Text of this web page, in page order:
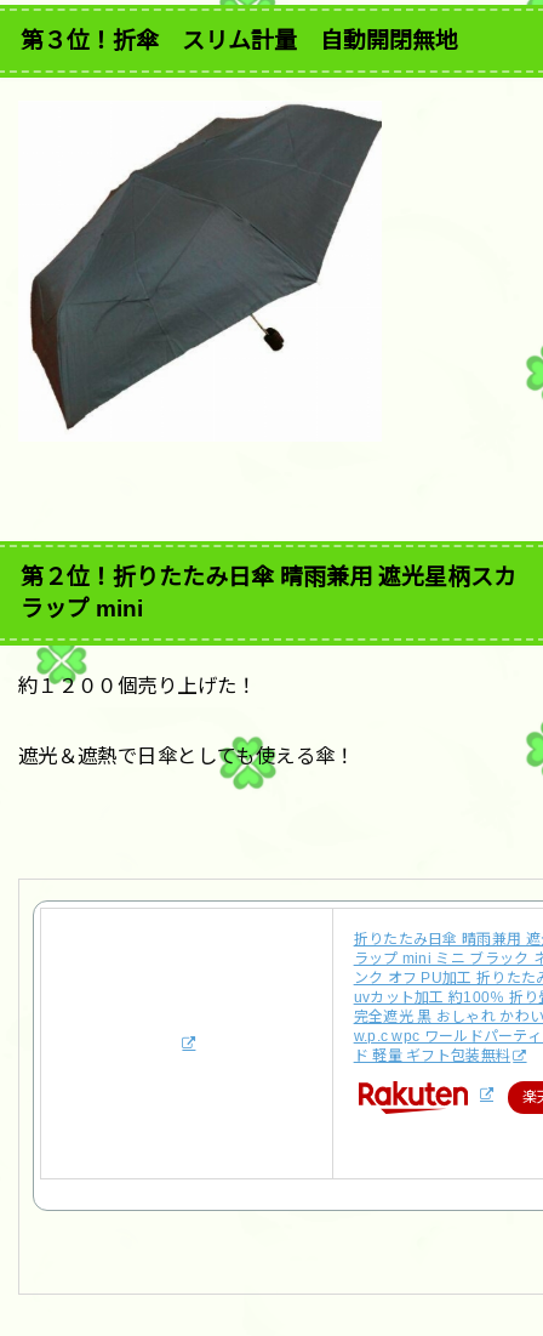
第３位！折傘 スリム計量 自動開閉無地
第２位！折りたたみ日傘 晴雨兼用 遮光星柄スカ
ラップ mini
約１２００個売り上げた！
遮光＆遮熱で日傘としても使える傘！
折りたたみ日傘 晴雨兼用
ラップ mini ミニ ブラック
ンク オフ PU加工 折りたた
uvカット加工 約100％ 折り
完全遮光 黒 おしゃれ かわ
w.p.c wpc ワールドパーテ
ド 軽量 ギフト包装無料
楽